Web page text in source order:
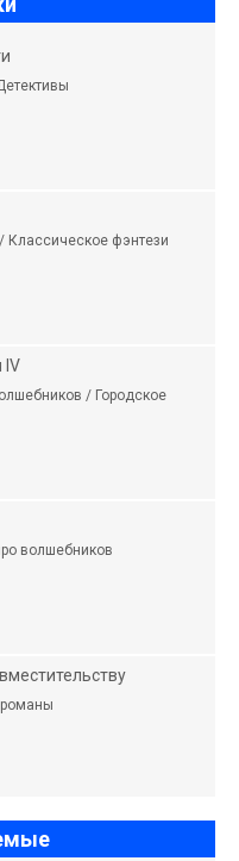
Классическое фэнтези
IV
/ Городское
волшебников